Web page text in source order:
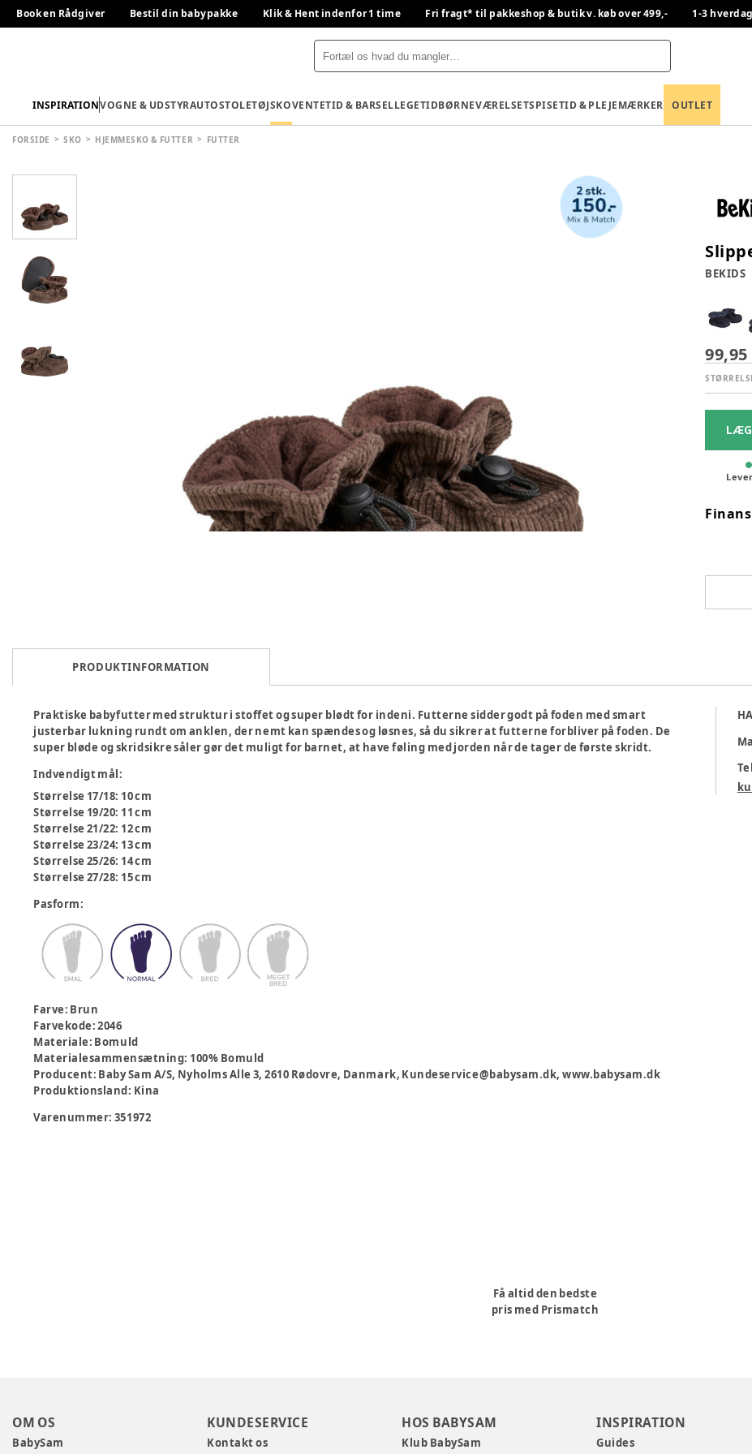
Book en Rådgiver Bestil din babypakke Klik & Hent indenfor 1 time Fri fragt* til pakkeshop & butik v. køb over 499,- 1-3
INSPIRATIONVOGNE & UDSTYRAUTOSTOLETØJSKOVENTETID & BARSELLEGETIDBØRNEVÆRELSETSPISETID & PLEJEMÆRKER OUTLET
FORSIDE SKO HJEMMESKO & FUTTER FUTTER
BEKIDS
99,95
LÆG
PRODUKTINFORMATION
Praktiske babyfutter med struktur i stoffet og super blødt for indeni. Futterne sidder godt på foden med smart
justerbar lukning rundt om anklen, der nemt kan spændes og løsnes, så du sikrer at futterne forbliver på foden. De
super bløde og skridsikre såler gør det muligt for barnet, at have føling med jorden når de tager de første skridt.
Indvendigt mål:
Størrelse 17/18: 10 cm
Størrelse 19/20: 11 cm
Størrelse 21/22: 12 cm
Størrelse 23/24: 13 cm
Størrelse 25/26: 14 cm
Størrelse 27/28: 15 cm
Pasform:
Farve: Brun
Farvekode:2046
Materiale: Bomuld
Materialesammensætning: 100% Bomuld
Producent: Baby Sam A/S, Nyholms Alle 3, 2610 Rødovre, Danmark, Kundeservice@babysam.dk, www.babysam.dk
Produktionsland: Kina
Varenummer: 351972
Få altid den bedste
pris med Prismatch
OM OS
BabySam
KUNDESERVICE
Kontakt os
HOS BABYSAM
Klub BabySam
INSPIRATION
Guides